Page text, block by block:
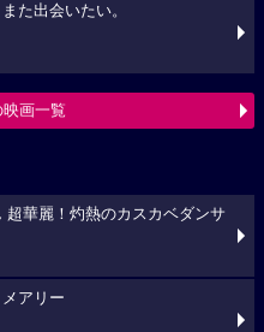
た出会いたい。
画一覧
超華麗！灼熱のカスカベダンサ
アリー